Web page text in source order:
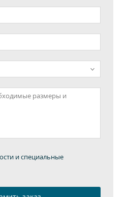
и специальные